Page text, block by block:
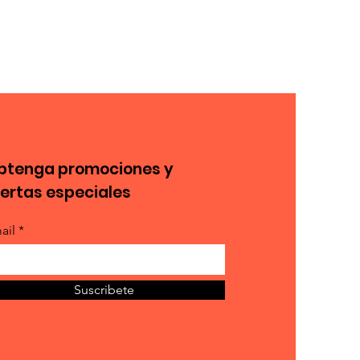
promociones y
especiales
*
Suscribete